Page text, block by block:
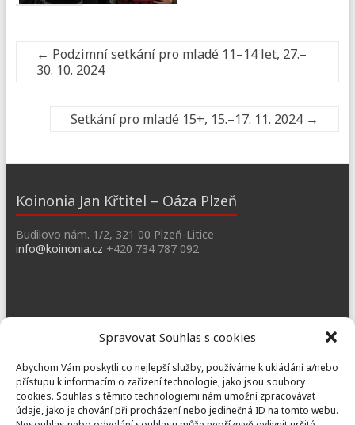
Spravovat Souhlas s cookies
Abychom Vám poskytli co nejlepší služby, používáme k ukládání a/nebo
přístupu k informacím o zařízení technologie, jako jsou soubory
cookies. Souhlas s těmito technologiemi nám umožní zpracovávat
údaje, jako je chování při procházení nebo jedinečná ID na tomto webu.
← Podzimní setkání pro mladé 11–14 let, 27.–
30. 10. 2024
Setkání pro mladé 15+, 15.–17. 11. 2024 →
Koinonia Jan Křtitel – Oáza Plzeň
Budilovo nám. 1/2, 321 00 Plzeň-Litice
info@koinonia.cz +420 734 787 092
dobrany@koinonia.cz+420 733 741 190